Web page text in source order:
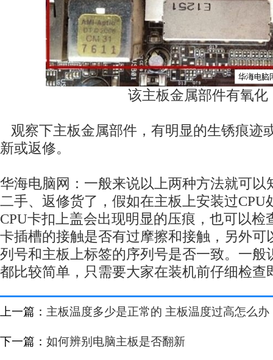
该主板金属部件有氧化
观察下主板金属部件，有明显的生锈痕迹
新或返修。
华海电脑网：一般来说以上两种方法就可以
二手、返修货了，假如在主板上安装过CPU
CPU卡扣上盖会出现明显的压痕，也可以检
卡插槽的接触是否有过摩擦和接触，另外可
列号和主板上标签的序列号是否一致。一般
都比较简单，只需要大家在装机前仔细检查
上一篇： 主板温度多少是正常的 主板温度过高怎么办
下一篇： 如何辨别电脑主板是否翻新